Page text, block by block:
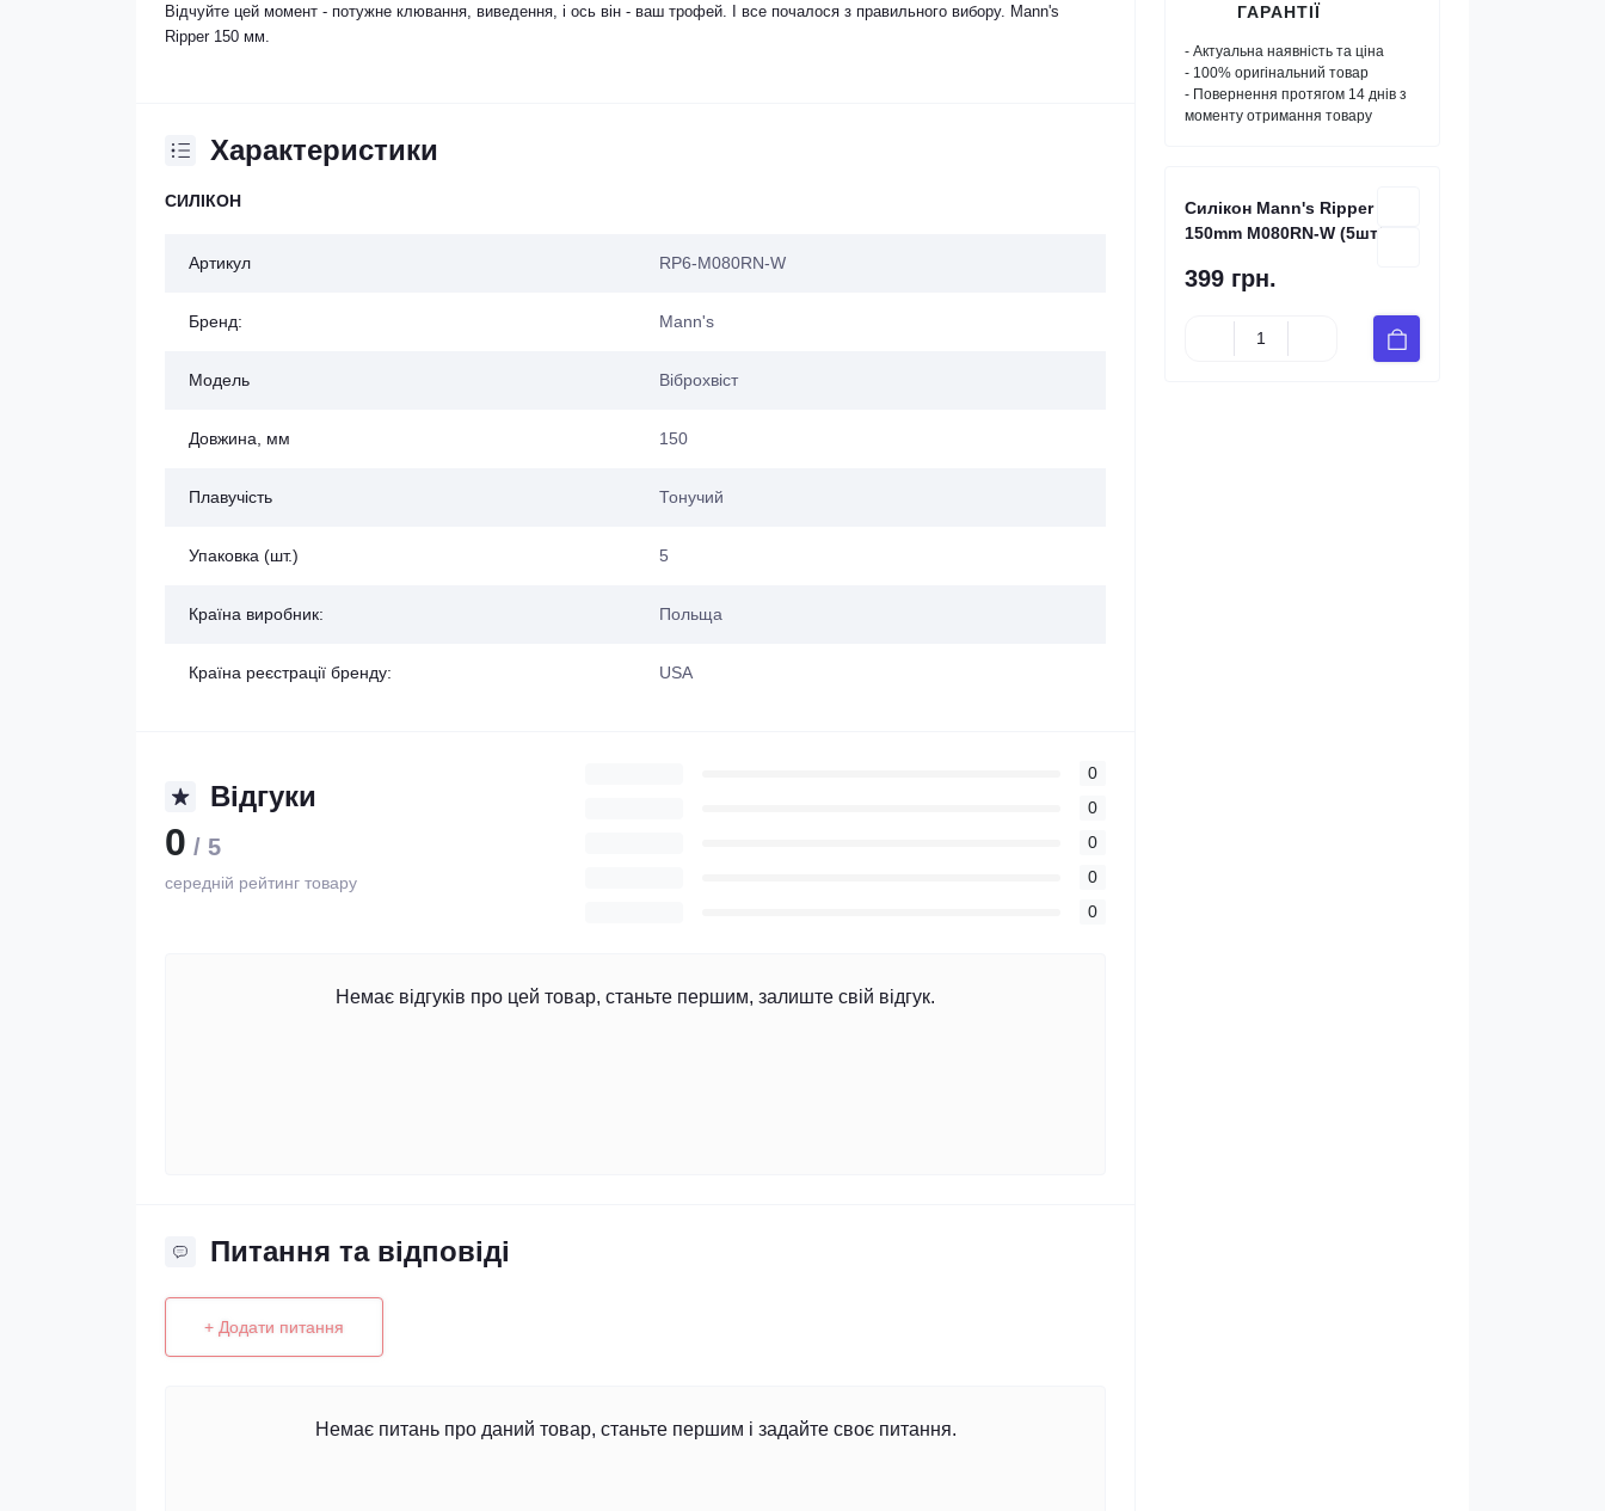
Відчуйте цей момент - потужне клювання, виведення, і ось він - ваш трофей. І все почалося з правильного вибору. Mann's
Ripper 150 мм.
Характеристики
СИЛІКОН
Артикул RP6-M080RN-W
Бренд: Mann's
Модель Віброхвіст
Довжина, мм 150
Плавучість Тонучий
Упаковка (шт.) 5
Країна виробник: Польща
Країна реєстрації бренду: USA
Відгуки
0 / 5
середній рейтинг товару
0
0
0
0
0
Немає відгуків про цей товар, станьте першим, залиште свій відгук.
Питання та відповіді
+ Додати питання
Немає питань про даний товар, станьте першим і задайте своє питання.
ГАРАНТІЇ
- Актуальна наявність та ціна
- 100% оригінальний товар
- Повернення протягом 14 днів з
моменту отримання товару
Силікон Mann's Ripper
150mm M080RN-W (5шт/уп)
399 грн.